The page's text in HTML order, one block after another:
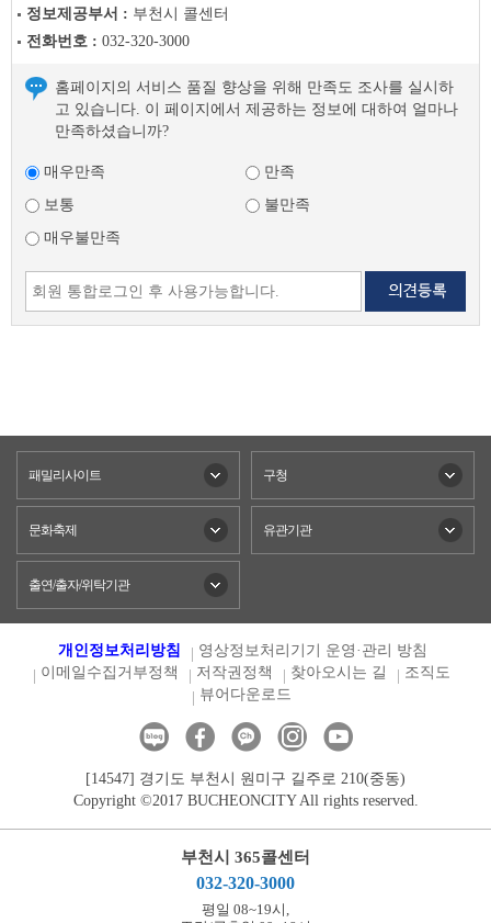
정보제공부서 : 부천시 콜센터
전화번호 : 032-320-3000
홈페이지의 서비스 품질 향상을 위해 만족도 조사를 실시하
고 있습니다. 이 페이지에서 제공하는 정보에 대하여 얼마나
만족하셨습니까?
매우만족
만족
보통
불만족
매우불만족
패밀리사이트 구청
문화축제 유관기관
출연/출자/위탁기관
개인정보처리방침
영상정보처리기기 운영·관리 방침
이메일수집거부정책
저작권정책 찾아오시는 길
조직도
뷰어다운로드
[14547] 경기도 부천시 원미구 길주로 210(중동)
Copyright ©2017 BUCHEONCITY All rights reserved.
부천시 365콜센터
032-320-3000
평일 08~19시,